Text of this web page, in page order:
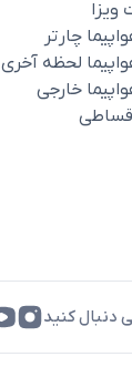
ویزا
چارتر
لحظه آخری
خارجی
دنبال کنید